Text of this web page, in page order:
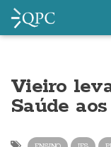
Vieiro
Saúde